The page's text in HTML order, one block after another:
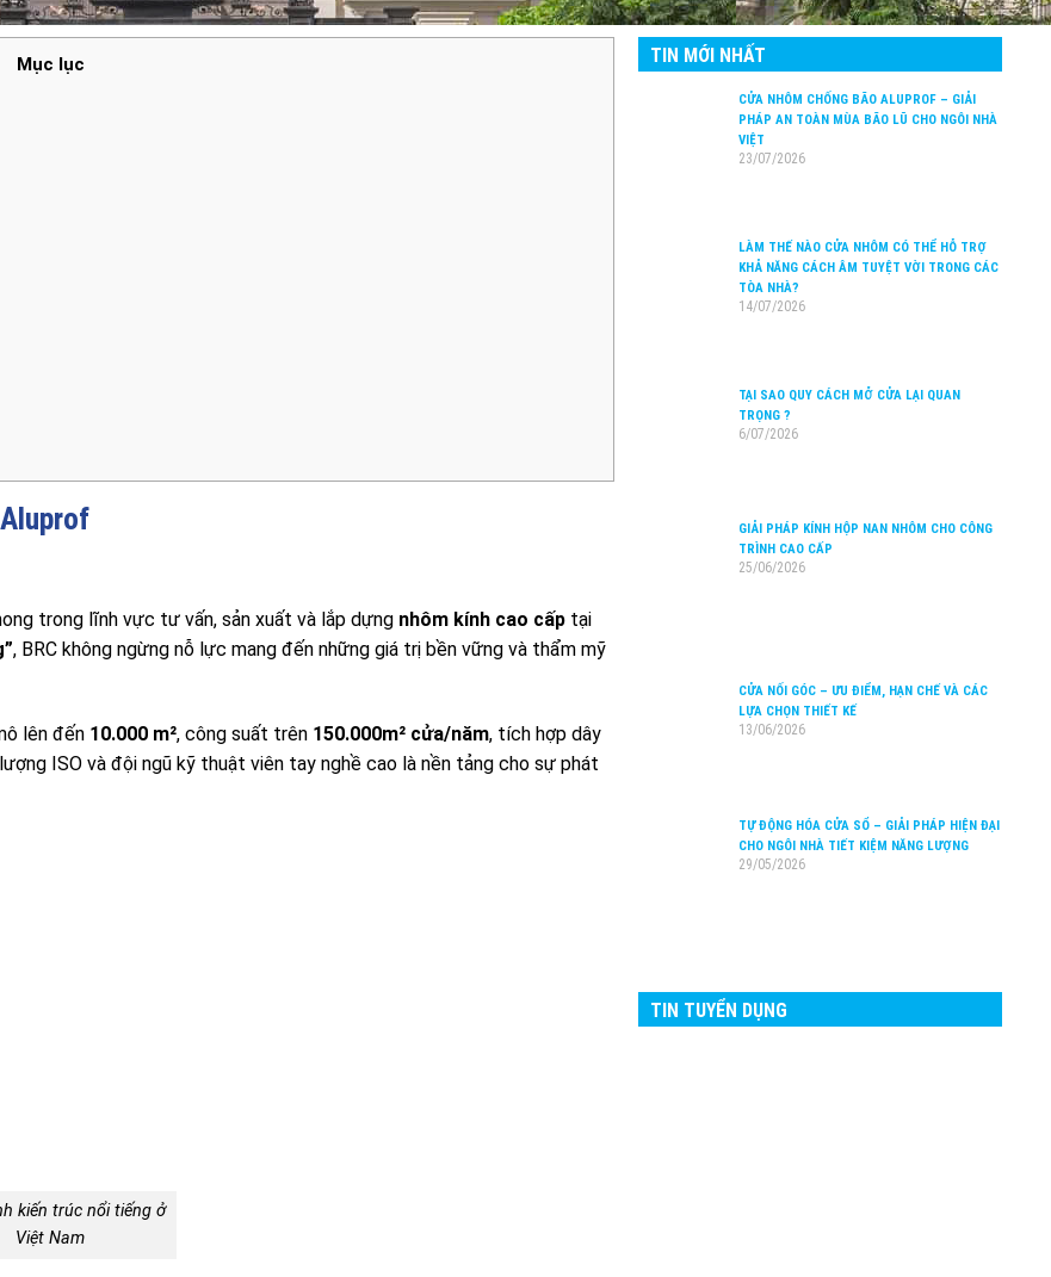
Mục lục
trong lĩnh vực tư vấn, sản xuất và lắp dựng nhôm kính cao cấp tại
, BRC không ngừng nỗ lực mang đến những giá trị bền vững và thẩm mỹ
lên đến 10.000 m², công suất trên 150.000m² cửa/năm, tích hợp dây
ISO và đội ngũ kỹ thuật viên tay nghề cao là nền tảng cho sự phát
kiến trúc nổi tiếng ở
Việt Nam
TIN MỚI NHẤT
CỬA NHÔM CHỐNG BÃO ALUPROF – GIẢI
PHÁP AN TOÀN MÙA BÃO LŨ CHO NGÔI NHÀ
VIỆT
23/07/2026
LÀM THẾ NÀO CỬA NHÔM CÓ THỂ HỖ TRỢ
KHẢ NĂNG CÁCH ÂM TUYỆT VỜI TRONG CÁC
TÒA NHÀ?
14/07/2026
TẠI SAO QUY CÁCH MỞ CỬA LẠI QUAN
TRỌNG ?
6/07/2026
GIẢI PHÁP KÍNH HỘP NAN NHÔM CHO CÔNG
TRÌNH CAO CẤP
25/06/2026
CỬA NỐI GÓC – ƯU ĐIỂM, HẠN CHẾ VÀ CÁC
LỰA CHỌN THIẾT KẾ
13/06/2026
TỰ ĐỘNG HÓA CỬA SỔ – GIẢI PHÁP HIỆN ĐẠI
CHO NGÔI NHÀ TIẾT KIỆM NĂNG LƯỢNG
29/05/2026
TIN TUYỂN DỤNG